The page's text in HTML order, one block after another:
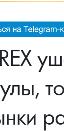
и СССР
после 1950г